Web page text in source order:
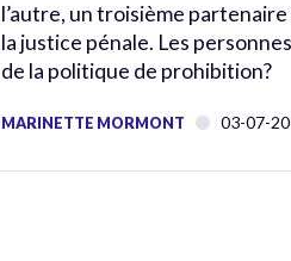
l’autre, un troisième
la justice pénale. Les
de la politique de prohibition?
MARINETTE MORMONT 03-07-